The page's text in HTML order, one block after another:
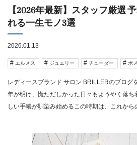
【2026年最新】スタッフ厳選
れる一生モノ3選
2026.01.13
エルメス ジュエリー チューダー ポ
レディースブランド サロン BRILLERのブログ
年が明け、慌ただしかった日々もようやく落
しい手帳が馴染み始めるこの時期は、これから